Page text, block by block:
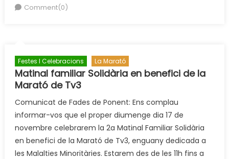
on
Comment(0)
Festes I Celebracions La Marató
Matinal familiar Solidària en benefici de la
Marató de Tv3
Comunicat de Fades de Ponent: Ens complau
informar-vos que el proper diumenge dia 17 de
novembre celebrarem la 2a Matinal Familiar Solidària
en benefici de la Marató de Tv3, enguany dedicada a
les Malalties Minoritàries. Estarem des de les 11h fins a